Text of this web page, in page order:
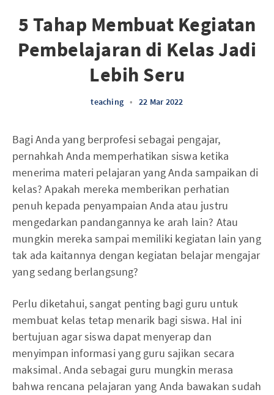
5 Tahap Membuat Kegiatan
Pembelajaran di Kelas Jadi
Lebih Seru
teaching • 22 Mar 2022
Bagi Anda yang berprofesi sebagai pengajar,
pernahkah Anda memperhatikan siswa ketika
menerima materi pelajaran yang Anda sampaikan di
kelas? Apakah mereka memberikan perhatian
penuh kepada penyampaian Anda atau justru
mengedarkan pandangannya ke arah lain? Atau
mungkin mereka sampai memiliki kegiatan lain yang
tak ada kaitannya dengan kegiatan belajar mengajar
yang sedang berlangsung?
Perlu diketahui, sangat penting bagi guru untuk
membuat kelas tetap menarik bagi siswa. Hal ini
bertujuan agar siswa dapat menyerap dan
menyimpan informasi yang guru sajikan secara
maksimal. Anda sebagai guru mungkin merasa
bahwa rencana pelajaran yang Anda bawakan sudah